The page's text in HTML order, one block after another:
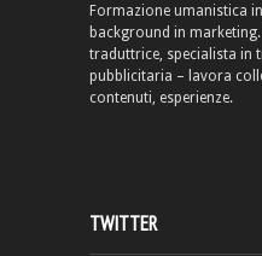
Formazione umanistica
background in
traduttrice, specialista in
pubblicitaria – lavora
contenuti, esperienze.
TWITTER